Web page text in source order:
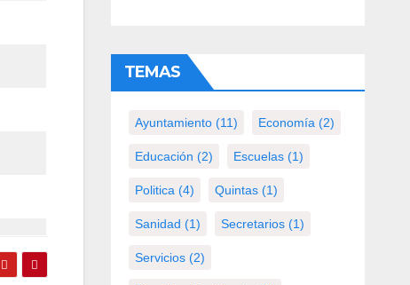
TEMAS
Ayuntamiento(11) Economía (2)
Educación (2) Escuelas(1)
Politica (4) Quintas(1)
Sanidad (1) Secretarios(1)
Servicios(2)